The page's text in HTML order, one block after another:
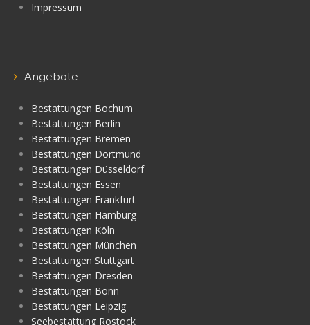
Impressum
Angebote
Bestattungen Bochum
Bestattungen Berlin
Bestattungen Bremen
Bestattungen Dortmund
Bestattungen Düsseldorf
Bestattungen Essen
Bestattungen Frankfurt
Bestattungen Hamburg
Bestattungen Köln
Bestattungen München
Bestattungen Stuttgart
Bestattungen Dresden
Bestattungen Bonn
Bestattungen Leipzig
Seebestattung Rostock